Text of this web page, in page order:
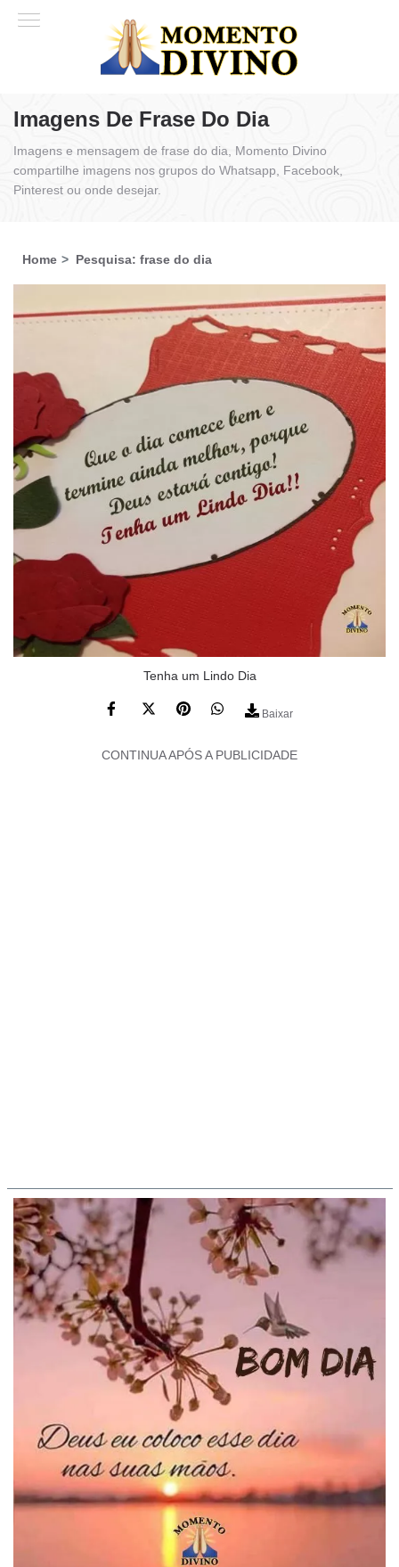
Imagens De Frase Do Dia
Imagens e mensagem de frase do dia, Momento Divino
compartilhe imagens nos grupos do Whatsapp, Facebook,
Pinterest ou onde desejar.
Home Pesquisa: frase do dia
Tenha um Lindo Dia
Baixar
CONTINUA APÓS A PUBLICIDADE